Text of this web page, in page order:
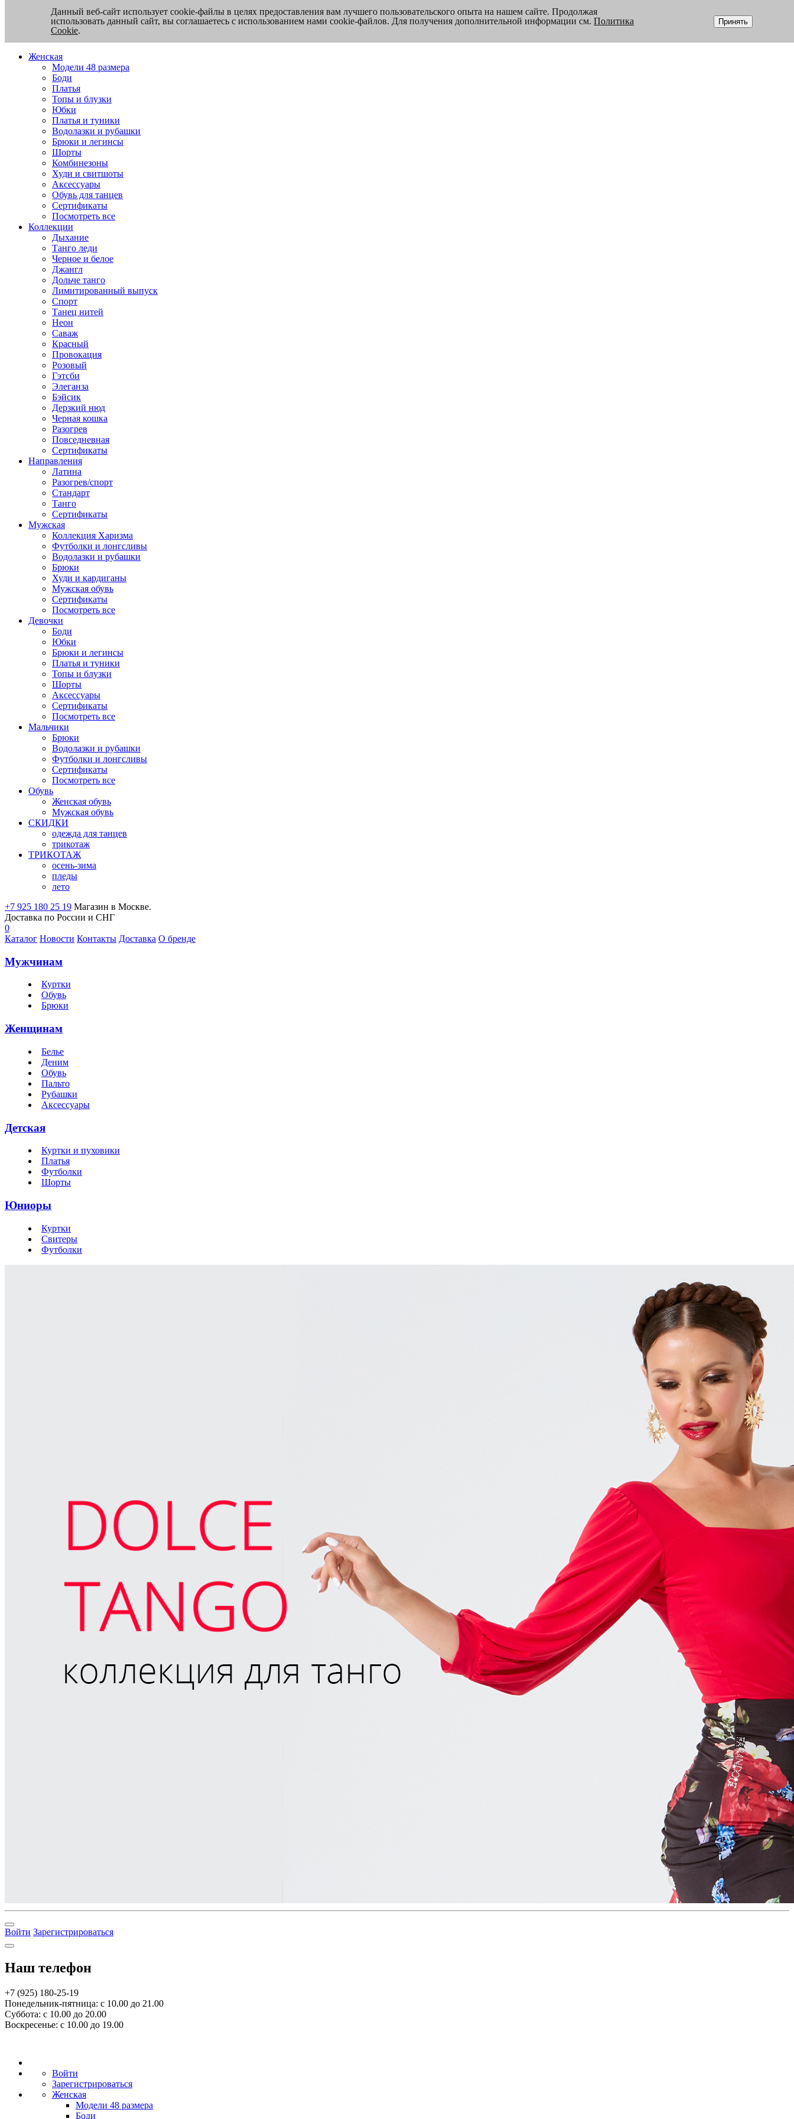
Женская
Модели 48 размера
Боди
Платья
Топы и блузки
Юбки
Платья и туники
Водолазки и рубашки
Брюки и легинсы
Шорты
Комбинезоны
Худи и свитшоты
Аксессуары
Обувь для танцев
Сертификаты
Посмотреть все
Коллекции
Дыхание
Танго леди
Черное и белое
Джангл
Дольче танго
Лимитированный выпуск
Спорт
Танец нитей
Неон
Саваж
Красный
Провокация
Розовый
Гэтсби
Элеганза
Бэйсик
Дерзкий нюд
Черная кошка
Разогрев
Повседневная
Сертификаты
Направления
Латина
Разогрев/спорт
Стандарт
Танго
Сертификаты
Мужская
Коллекция Харизма
Футболки и лонгсливы
Водолазки и рубашки
Брюки
Худи и кардиганы
Мужская обувь
Сертификаты
Посмотреть все
Девочки
Боди
Юбки
Брюки и легинсы
Платья и туники
Топы и блузки
Шорты
Аксессуары
Сертификаты
Посмотреть все
Мальчики
Брюки
Водолазки и рубашки
Футболки и лонгсливы
Сертификаты
Посмотреть все
Обувь
Женская обувь
Мужская обувь
СКИДКИ
одежда для танцев
трикотаж
ТРИКОТАЖ
осень-зима
пледы
лето
+7 925 180 25 19 Магазин в Москве.
Доставка по России и СНГ
0
Каталог Новости Контакты Доставка О бренде
Мужчинам
Куртки
Обувь
Брюки
Женщинам
Белье
Деним
Обувь
Пальто
Рубашки
Аксессуары
Детская
Куртки и пуховики
Платья
Футболки
Шорты
Юниоры
Куртки
Свитеры
Футболки
Войти Зарегистрироваться
Наш телефон
+7 (925) 180-25-19
Понедельник-пятница: с 10.00 до 21.00
Суббота: с 10.00 до 20.00
Воскресенье: с 10.00 до 19.00
Войти
Зарегистрироваться
Женская
Модели 48 размера
Боди
Данный веб-сайт использует cookie-файлы в целях предоставления вам лучшего пользовательского опыта на нашем сайте. Продолжая
использовать данный сайт, вы соглашаетесь с использованием нами cookie-файлов. Для получения дополнительной информации см. Политика
Cookie.
Принять